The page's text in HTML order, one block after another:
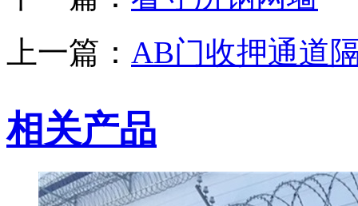
上一篇： AB门收押通道
相关产品